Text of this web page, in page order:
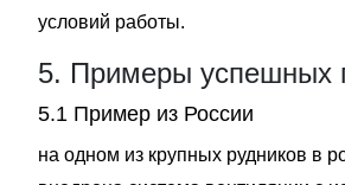
условий работы.
5. Примеры успешных
5.1 Пример из России
на одном из крупных рудников в